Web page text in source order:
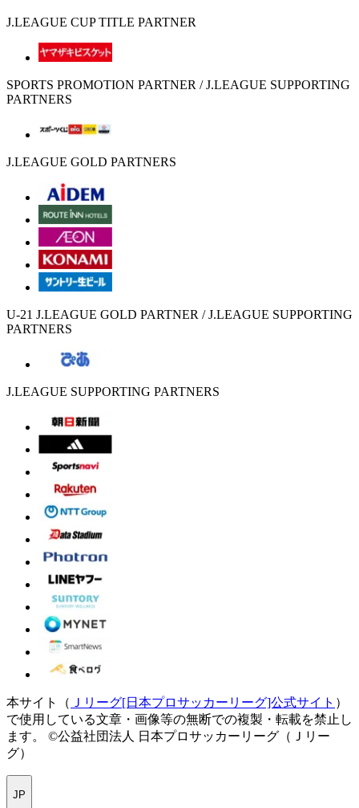
J.LEAGUE CUP TITLE PARTNER
SPORTS PROMOTION PARTNER / J.LEAGUE SUPPORTING
PARTNERS
J.LEAGUE GOLD PARTNERS
U-21 J.LEAGUE GOLD PARTNER / J.LEAGUE SUPPORTING
PARTNERS
J.LEAGUE SUPPORTING PARTNERS
本サイト（ Ｊリーグ[日本プロサッカーリーグ]公式サイト ）
で使用している文章・画像等の無断での複製・転載を禁止し
ます。
©公益社団法人 日本プロサッカーリーグ（Ｊリー
グ）
JP